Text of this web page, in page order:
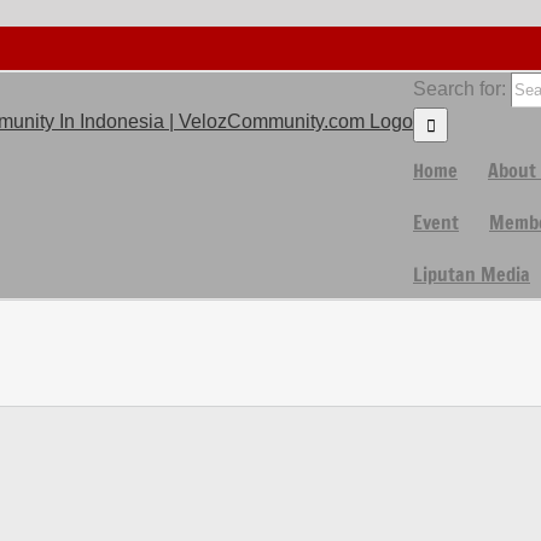
Search for:
Home
About
Event
Liputan Media